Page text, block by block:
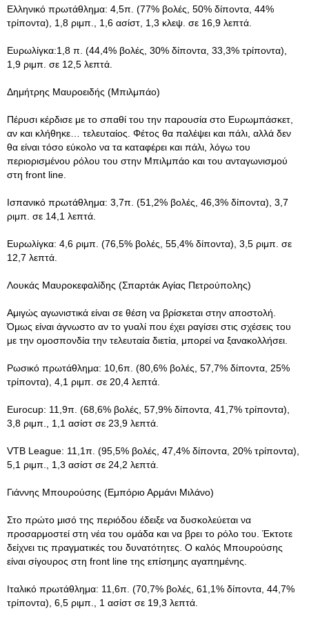
Ελληνικό πρωτάθλημα: 4,5π. (77% βολές, 50% δίποντα, 44%
τρίποντα), 1,8 ριμπ., 1,6 ασίστ, 1,3 κλεψ. σε 16,9 λεπτά.
Ευρωλίγκα:1,8 π. (44,4% βολές, 30% δίποντα, 33,3% τρίποντα),
1,9 ριμπ. σε 12,5 λεπτά.
Δημήτρης Μαυροειδής (Μπιλμπάο)
Πέρυσι κέρδισε με το σπαθί του την παρουσία στο Ευρωμπάσκετ,
αν και κλήθηκε… τελευταίος. Φέτος θα παλέψει και πάλι, αλλά δεν
θα είναι τόσο εύκολο να τα καταφέρει και πάλι, λόγω του
περιορισμένου ρόλου του στην Μπιλμπάο και του ανταγωνισμού
στη front line.
Ισπανικό πρωτάθλημα: 3,7π. (51,2% βολές, 46,3% δίποντα), 3,7
ριμπ. σε 14,1 λεπτά.
Ευρωλίγκα: 4,6 ριμπ. (76,5% βολές, 55,4% δίποντα), 3,5 ριμπ. σε
12,7 λεπτά.
Λουκάς Μαυροκεφαλίδης (Σπαρτάκ Αγίας Πετρούπολης)
Αμιγώς αγωνιστικά είναι σε θέση να βρίσκεται στην αποστολή.
Όμως είναι άγνωστο αν το γυαλί που έχει ραγίσει στις σχέσεις του
με την ομοσπονδία την τελευταία διετία, μπορεί να ξανακολλήσει.
Ρωσικό πρωτάθλημα: 10,6π. (80,6% βολές, 57,7% δίποντα, 25%
τρίποντα), 4,1 ριμπ. σε 20,4 λεπτά.
Eurocup: 11,9π. (68,6% βολές, 57,9% δίποντα, 41,7% τρίποντα),
3,8 ριμπ., 1,1 ασίστ σε 23,9 λεπτά.
VTB League: 11,1π. (95,5% βολές, 47,4% δίποντα, 20% τρίποντα),
5,1 ριμπ., 1,3 ασίστ σε 24,2 λεπτά.
Γιάννης Μπουρούσης (Εμπόριο Αρμάνι Μιλάνο)
Στο πρώτο μισό της περιόδου έδειξε να δυσκολεύεται να
προσαρμοστεί στη νέα του ομάδα και να βρει το ρόλο του. Έκτοτε
δείχνει τις πραγματικές του δυνατότητες. Ο καλός Μπουρούσης
είναι σίγουρος στη front line της επίσημης αγαπημένης.
Ιταλικό πρωτάθλημα: 11,6π. (70,7% βολές, 61,1% δίποντα, 44,7%
τρίποντα), 6,5 ριμπ., 1 ασίστ σε 19,3 λεπτά.